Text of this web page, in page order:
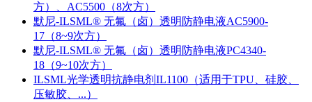
方）、AC5500（8次方）
默尼-ILSML® 无氟（卤）透明防静电液AC5900-
17（8~9次方）
默尼-ILSML® 无氟（卤）透明防静电液PC4340-
18（9~10次方）
ILSML光学透明抗静电剂IL1100（适用于TPU、硅胶、
压敏胶、...）